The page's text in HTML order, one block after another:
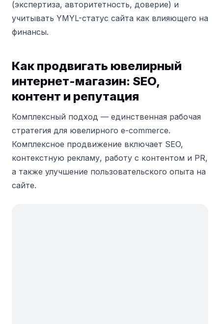
(экспертиза, авторитетность, доверие) и
учитывать YMYL-статус сайта как влияющего на
финансы.
Как продвигать ювелирный
интернет-магазин: SEO,
контент и репутация
Комплексный подход — единственная рабочая
стратегия для ювелирного e-commerce.
Комплексное продвижение включает SEO,
контекстную рекламу, работу с контентом и PR,
а также улучшение пользовательского опыта на
сайте.